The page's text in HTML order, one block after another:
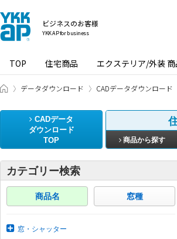
ビジネスのお客様
YKK AP for business
TOP 住宅商品 エクステリア/外装 商
ビジネスのお客様 HOME
データダウンロード CADデータダウンロード
CADデータ
ダウンロード
TOP
商品から探す
カテゴリー検索
商品名 窓種
窓・シャッター